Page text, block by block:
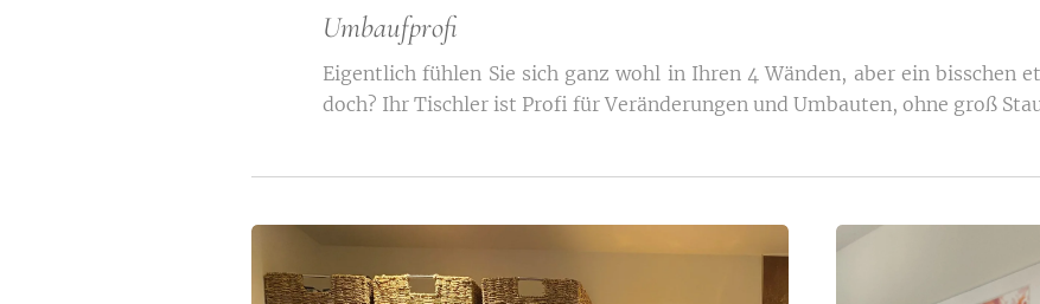
Umbaufprofi
Eigentlich fühlen Sie sich ganz wohl in Ihren 4 Wänden, aber ein bisschen
doch? Ihr Tischler ist Profi für Veränderungen und Umbauten, ohne groß